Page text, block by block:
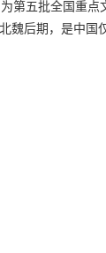
第五批全国
后期，是中